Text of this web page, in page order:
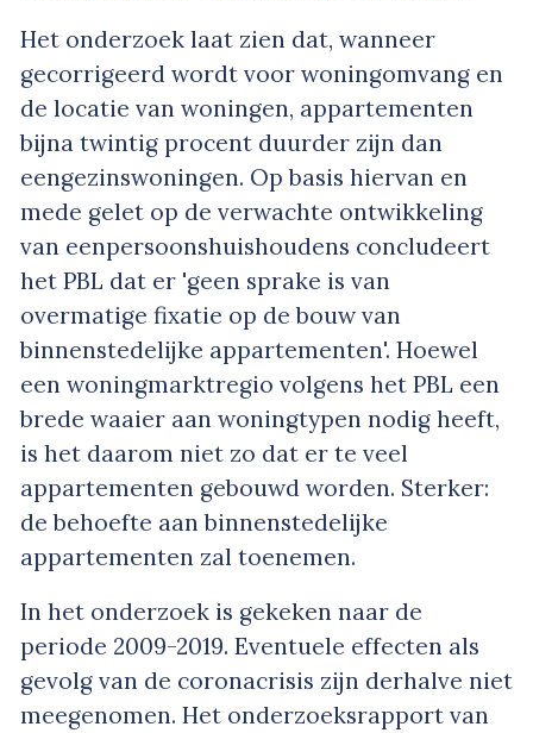
Het onderzoek laat zien dat, wanneer
gecorrigeerd wordt voor woningomvang en
de locatie van woningen, appartementen
bijna twintig procent duurder zijn dan
eengezinswoningen. Op basis hiervan en
mede gelet op de verwachte ontwikkeling
van eenpersoonshuishoudens concludeert
het PBL dat er 'geen sprake is van
overmatige fixatie op de bouw van
binnenstedelijke appartementen'. Hoewel
een woningmarktregio volgens het PBL een
brede waaier aan woningtypen nodig heeft,
is het daarom niet zo dat er te veel
appartementen gebouwd worden. Sterker:
de behoefte aan binnenstedelijke
appartementen zal toenemen.
In het onderzoek is gekeken naar de
periode 2009-2019. Eventuele effecten als
gevolg van de coronacrisis zijn derhalve niet
meegenomen. Het onderzoeksrapport van